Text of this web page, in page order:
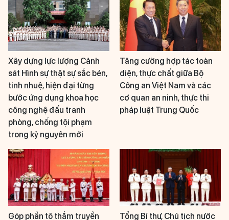
Xây dựng lực lượng Cảnh
sát Hình sự thật sự sắc bén,
tinh nhuệ, hiện đại từng
bước ứng dụng khoa học
công nghệ đấu tranh
phòng, chống tội phạm
trong kỷ nguyên mới
Tăng cường hợp tác toàn
diện, thực chất giữa Bộ
Công an Việt Nam và các
cơ quan an ninh, thực thi
pháp luật Trung Quốc
Góp phần tô thắm truyền Tổng Bí thư, Chủ tịch nước